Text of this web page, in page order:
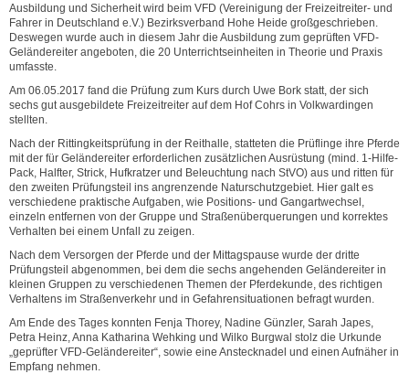
Ausbildung und Sicherheit wird beim VFD (Vereinigung der Freizeitreiter- und
Fahrer in Deutschland e.V.) Bezirksverband Hohe Heide großgeschrieben.
Deswegen wurde auch in diesem Jahr die Ausbildung zum geprüften VFD-
Geländereiter angeboten, die 20 Unterrichtseinheiten in Theorie und Praxis
umfasste.
Am 06.05.2017 fand die Prüfung zum Kurs durch Uwe Bork statt, der sich
sechs gut ausgebildete Freizeitreiter auf dem Hof Cohrs in Volkwardingen
stellten.
Nach der Rittingkeitsprüfung in der Reithalle, statteten die Prüflinge ihre Pferde
mit der für Geländereiter erforderlichen zusätzlichen Ausrüstung (mind. 1-Hilfe-
Pack, Halfter, Strick, Hufkratzer und Beleuchtung nach StVO) aus und ritten für
den zweiten Prüfungsteil ins angrenzende Naturschutzgebiet. Hier galt es
verschiedene praktische Aufgaben, wie Positions- und Gangartwechsel,
einzeln entfernen von der Gruppe und Straßenüberquerungen und korrektes
Verhalten bei einem Unfall zu zeigen.
Nach dem Versorgen der Pferde und der Mittagspause wurde der dritte
Prüfungsteil abgenommen, bei dem die sechs angehenden Geländereiter in
kleinen Gruppen zu verschiedenen Themen der Pferdekunde, des richtigen
Verhaltens im Straßenverkehr und in Gefahrensituationen befragt wurden.
Am Ende des Tages konnten Fenja Thorey, Nadine Günzler, Sarah Japes,
Petra Heinz, Anna Katharina Wehking und Wilko Burgwal stolz die Urkunde
„geprüfter VFD-Geländereiter“, sowie eine Anstecknadel und einen Aufnäher in
Empfang nehmen.